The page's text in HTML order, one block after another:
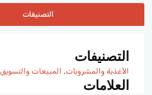
التصنيفات
التصنيفات
الأغذية والمشروبات, المبيعات والتسويق
العلامات